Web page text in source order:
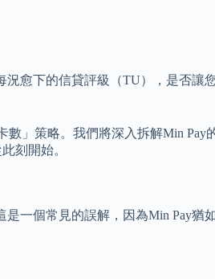
愈下的信貸評級（TU），是否讓
」策略。我們將深入拆解Min
刻開始。
一個常見的誤解，因為Min Pay猶